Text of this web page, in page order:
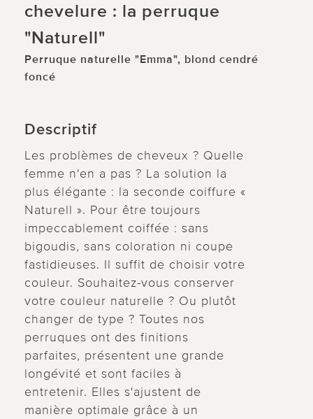
chevelure : la perruque
"Naturell"
Perruque naturelle "Emma", blond cendré
foncé
Descriptif
Les problèmes de cheveux ? Quelle
femme n'en a pas ? La solution la
plus élégante : la seconde coiffure «
Naturell ». Pour être toujours
impeccablement coiffée : sans
bigoudis, sans coloration ni coupe
fastidieuses. Il suffit de choisir votre
couleur. Souhaitez-vous conserver
votre couleur naturelle ? Ou plutôt
changer de type ? Toutes nos
perruques ont des finitions
parfaites, présentent une grande
longévité et sont faciles à
entretenir. Elles s'ajustent de
manière optimale grâce à un